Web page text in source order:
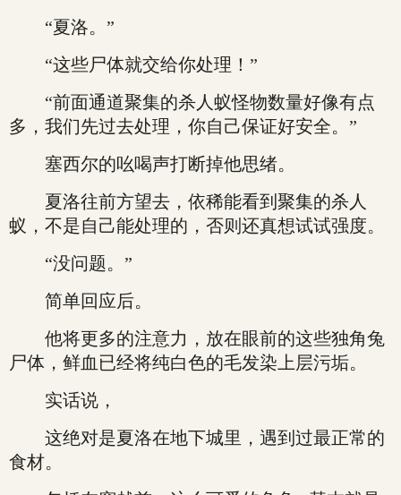
“夏洛。”
“这些尸体就交给你处理！”
“前面通道聚集的杀人蚁怪物数量好像有点
多，我们先过去处理，你自己保证好安全。”
塞西尔的吆喝声打断掉他思绪。
夏洛往前方望去，依稀能看到聚集的杀人
蚁，不是自己能处理的，否则还真想试试强度。
“没问题。”
简单回应后。
他将更多的注意力，放在眼前的这些独角兔
尸体，鲜血已经将纯白色的毛发染上层污垢。
实话说，
这绝对是夏洛在地下城里，遇到过最正常的
食材。